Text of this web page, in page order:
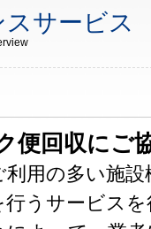
スサービ
便回収にご
用の多い施
うサービス